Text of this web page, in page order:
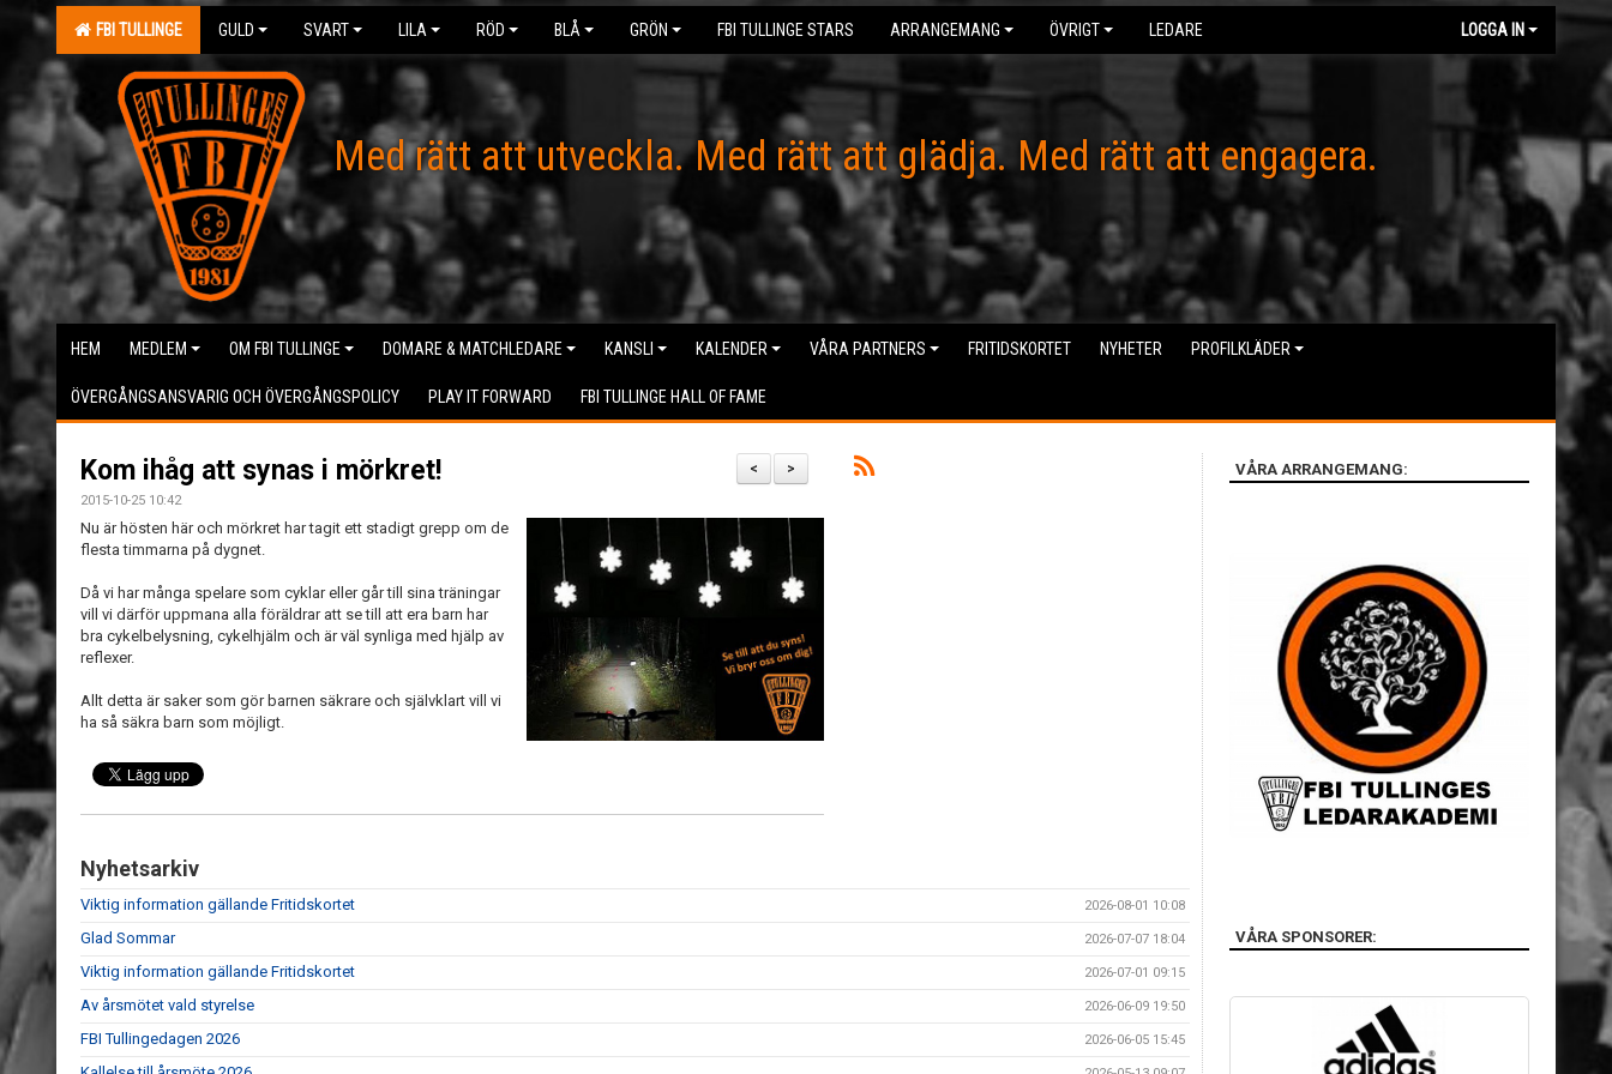
FBI TULLINGE GULD SVART LILA RÖD BLÅ GRÖN FBI TULLINGE STARS ARRANGEMANG ÖVRIGT LEDARE LOGGA IN
Med rätt att utveckla. Med rätt att glädja. Med rätt att engagera.
HEM MEDLEM OM FBI TULLINGE DOMARE & MATCHLEDARE KANSLI KALENDER VÅRA PARTNERS FRITIDSKORTET NYHETER PROFILKLÄDER
ÖVERGÅNGSANSVARIG OCH ÖVERGÅNGSPOLICY PLAY IT FORWARD FBI TULLINGE HALL OF FAME
>
<
Kom ihåg att synas i mörkret!
2015-10-25 10:42
Nu är hösten här och mörkret har tagit ett stadigt grepp om de
flesta timmarna på dygnet.
Då vi har många spelare som cyklar eller går till sina träningar
vill vi därför uppmana alla föräldrar att se till att era barn har
bra cykelbelysning, cykelhjälm och är väl synliga med hjälp av
reflexer.
Allt detta är saker som gör barnen säkrare och självklart vill vi
ha så säkra barn som möjligt.
Nyhetsarkiv
Viktig information gällande Fritidskortet 2026-08-01 10:08
Glad Sommar 2026-07-07 18:04
Viktig information gällande Fritidskortet 2026-07-01 09:15
Av årsmötet vald styrelse 2026-06-09 19:50
FBI Tullingedagen 2026 2026-06-05 15:45
VÅRA ARRANGEMANG:
VÅRA SPONSORER: